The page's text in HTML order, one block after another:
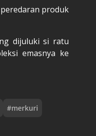
produk
dijuluki si ratu
emasnya ke
#merkuri